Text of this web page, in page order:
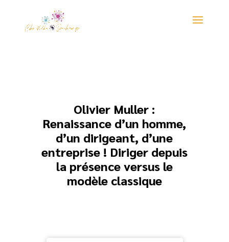
Olivier Muller :
Renaissance d’un homme,
d’un dirigeant, d’une
entreprise ! Diriger depuis
la présence versus le
modèle classique